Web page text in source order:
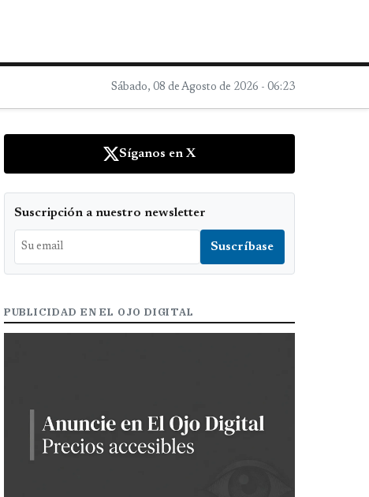
Sábado, 08 de Agosto de 2026 - 06:23
Síganos en X
Suscripción a nuestro newsletter
PUBLICIDAD EN EL OJO DIGITAL